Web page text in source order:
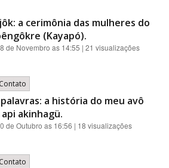
a cerimônia das mulheres do
(Kayapó).
de Novembro as 14:55 | 21 visualizações
a história do meu avô
akinhagü.
de Outubro as 16:56 | 18 visualizações